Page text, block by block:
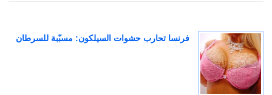
فرنسا تحارب حشوات السيلكون: مسبّبة للسرطان